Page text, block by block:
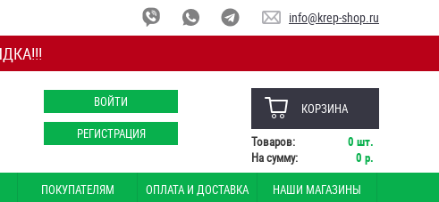
info@krep-shop.ru
ВОЙТИ
РЕГИСТРАЦИЯ
КОРЗИНА
Товаров: 0 шт.
На сумму:
0 р.
ПОКУПАТЕЛЯМ ОПЛАТА И ДОСТАВКА НАШИ МАГАЗИНЫ